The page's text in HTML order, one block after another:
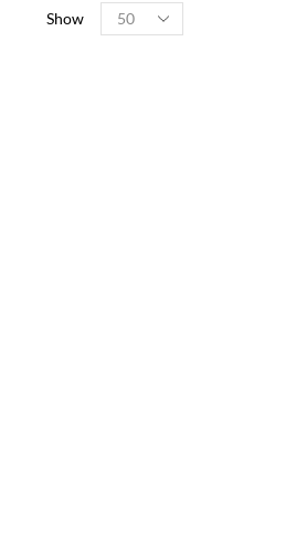
Show
Products
per